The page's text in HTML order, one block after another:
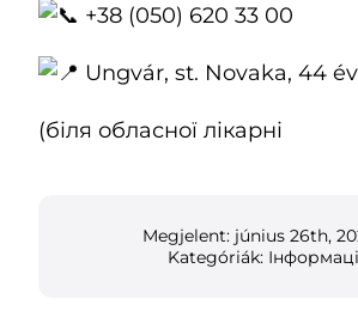
+38 (050) 620 33 00
Ungvár, st. Novaka, 44
(біля обласної лікарні
Megjelent: június 26th,
Kategóriák: